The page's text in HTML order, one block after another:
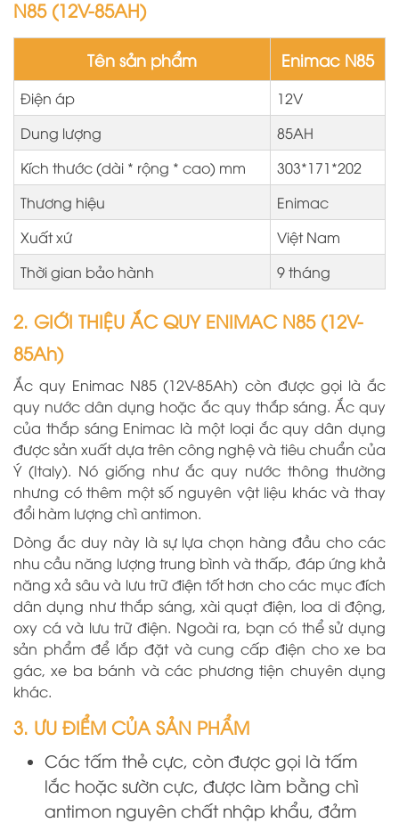
N85 (12V-85AH)
Tên sản phẩm Enimac N85
Điện áp
12V
Dung lượng
85AH
Kích thước (dài * rộng * cao) mm
303*171*202
Thương hiệu
Enimac
Xuất xứ
Việt Nam
Thời gian bảo hành
9 tháng
2. GIỚI THIỆU ẮC QUY ENIMAC N85 (12V-
85Ah)
Ắc quy Enimac N85 (12V-85Ah) còn được gọi là ắc
quy nước dân dụng hoặc ắc quy thắp sáng. Ắc quy
của thắp sáng Enimac là một loại ắc quy dân dụng
được sản xuất dựa trên công nghệ và tiêu chuẩn của
Ý (Italy). Nó giống như ắc quy nước thông thường
nhưng có thêm một số nguyên vật liệu khác và thay
đổi hàm lượng chì antimon.
Dòng ắc duy này là sự lựa chọn hàng đầu cho các
nhu cầu năng lượng trung bình và thấp, đáp ứng khả
năng xả sâu và lưu trữ điện tốt hơn cho các mục đích
dân dụng như thắp sáng, xài quạt điện, loa di động,
oxy cá và lưu trữ điện. Ngoài ra, bạn có thể sử dụng
sản phẩm để lắp đặt và cung cấp điện cho xe ba
gác, xe ba bánh và các phương tiện chuyên dụng
khác.
3. ƯU ĐIỂM CỦA SẢN PHẨM
Các tấm thẻ cực, còn được gọi là tấm
lắc hoặc sườn cực, được làm bằng chì
antimon nguyên chất nhập khẩu, đảm